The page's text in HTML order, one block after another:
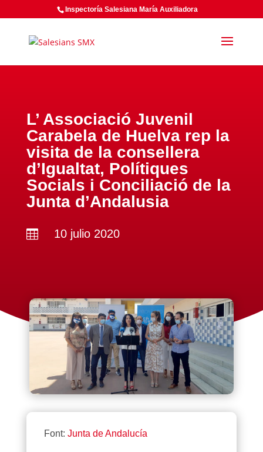
Inspectoría Salesiana María Auxiliadora
L’ Associació Juvenil
Carabela de Huelva rep la
visita de la consellera
d’Igualtat, Polítiques
Socials i Conciliació de la
Junta d’Andalusia
 10 julio 2020
Font: Junta de Andalucía